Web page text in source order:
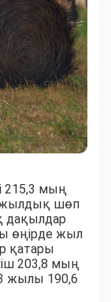
215,3 мың
шөп
дақылдар
өңірде жыл
қатары
203,8 мың
жылы 190,6